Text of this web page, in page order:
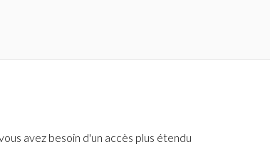
avez besoin d'un accès plus étendu